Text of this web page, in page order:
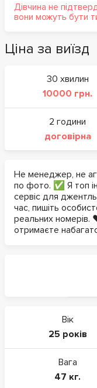
Дівчина не
вони можуть бути
Ціна за виїзд
30 хвилин
10000 грн.
2 години
договірна
Не менеджер, не
по фото. ✅ Я топ
сервіс для
час, пишіть
реальних
отримаєте
Вік
25 років
Вага
47 кг.